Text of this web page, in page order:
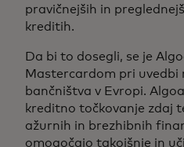
pravičnejših in
kreditih.
Da bi to dosegli, se je
Mastercardom pri uvedbi
bančništva v Evropi.
kreditno točkovanje zdaj
ažurnih in brezhibnih
omogočajo takojšnje in